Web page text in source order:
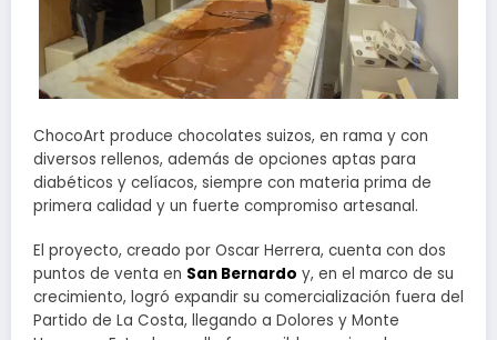
ChocoArt produce chocolates suizos, en rama y con
diversos rellenos, además de opciones aptas para
diabéticos y celíacos, siempre con materia prima de
primera calidad y un fuerte compromiso artesanal.
El proyecto, creado por Oscar Herrera, cuenta con dos
puntos de venta en San Bernardo y, en el marco de su
crecimiento, logró expandir su comercialización fuera del
Partido de La Costa, llegando a Dolores y Monte